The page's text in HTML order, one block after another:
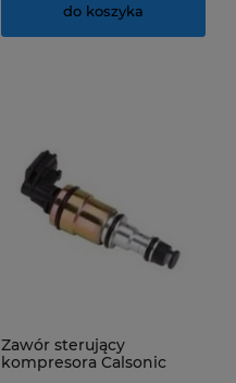
do koszyka
Zawór sterujący
kompresora Calsonic